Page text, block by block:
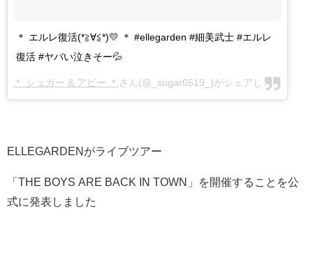
＊ エルレ復活(*≧∀≦*)💛 ＊ #ellegarden #細美武士 #エルレ
復活 #ヤバい泣きそー💦
＊ シュガー & アビー ＊ さん(@_sugar0519_)がシェアした投稿 -
ELLEGARDENがライブツアー
「THE BOYS ARE BACK IN TOWN」を開催することを公
式に発表しました